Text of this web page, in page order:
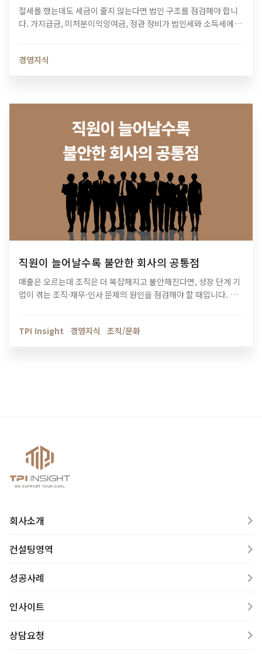
절세를 했는데도 세금이 줄지 않는다면 법인 구조를 점검해야 합니
다. 가지급금, 미처분이익잉여금, 정관 정비가 법인세와 소득세에 미
경영지식
직원이 늘어날수록 불안한 회사의 공통점
매출은 오르는데 조직은 더 복잡해지고 불안해진다면, 성장 단계 기
업이 겪는 조직·재무·인사 문제의 원인을 점검해야 할 때입니다. 티
TPI Insight
경영지식 조직/문화
회사소개
컨설팅영역
성공사례
인사이트
상담요청